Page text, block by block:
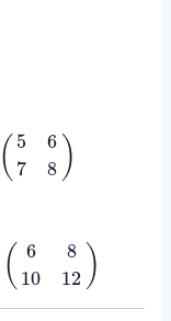
( 5
6
7
8 )
8)
( 6
8
10
12 )
(6 8 12)